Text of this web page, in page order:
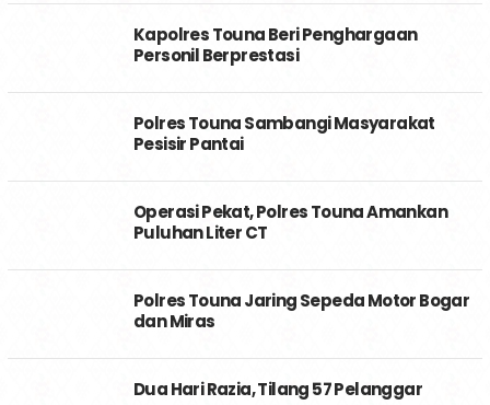
Kapolres Touna Beri Penghargaan
Personil Berprestasi
Polres Touna Sambangi Masyarakat
Pesisir Pantai
Operasi Pekat, Polres Touna Amankan
Puluhan Liter CT
Polres Touna Jaring Sepeda Motor Bogar
dan Miras
Dua Hari Razia, Tilang 57 Pelanggar